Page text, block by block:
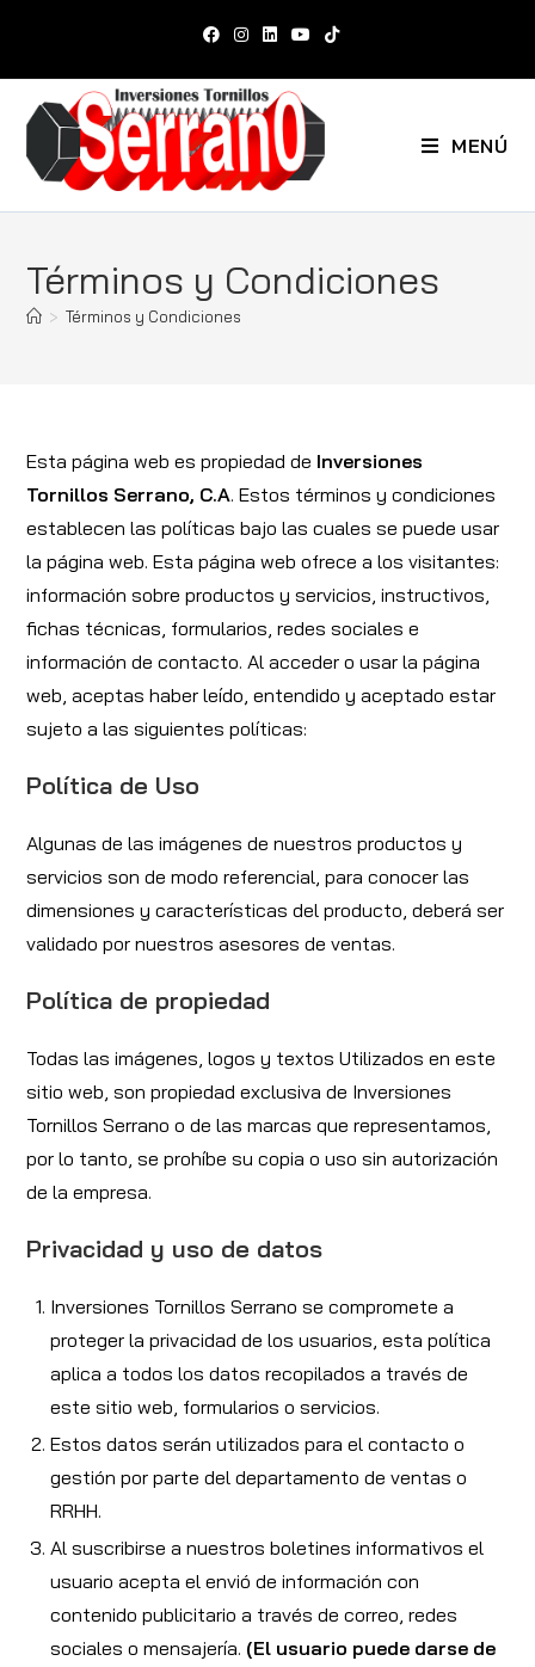
MENÚ
Términos y Condiciones
> Términos y Condiciones
Esta página web es propiedad de Inversiones
Tornillos Serrano, C.A. Estos términos y condiciones
establecen las políticas bajo las cuales se puede usar
la página web. Esta página web ofrece a los visitantes:
información sobre productos y servicios, instructivos,
fichas técnicas, formularios, redes sociales e
información de contacto. Al acceder o usar la página
web, aceptas haber leído, entendido y aceptado estar
sujeto a las siguientes políticas:
Política de Uso
Algunas de las imágenes de nuestros productos y
servicios son de modo referencial, para conocer las
dimensiones y características del producto, deberá ser
validado por nuestros asesores de ventas.
Política de propiedad
Todas las imágenes, logos y textos Utilizados en este
sitio web, son propiedad exclusiva de Inversiones
Tornillos Serrano o de las marcas que representamos,
por lo tanto, se prohíbe su copia o uso sin autorización
de la empresa.
Privacidad y uso de datos
Inversiones Tornillos Serrano se compromete a
proteger la privacidad de los usuarios, esta política
aplica a todos los datos recopilados a través de
este sitio web, formularios o servicios.
Estos datos serán utilizados para el contacto o
gestión por parte del departamento de ventas o
RRHH.
Al suscribirse a nuestros boletines informativos el
usuario acepta el envió de información con
contenido publicitario a través de correo, redes
sociales o mensajería. (El usuario puede darse de